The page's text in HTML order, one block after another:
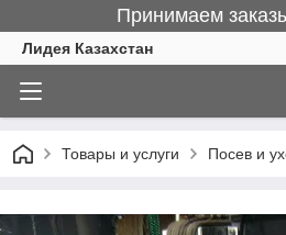
Принимаем
Лидея Казахстан
Товары и услуги Посев и